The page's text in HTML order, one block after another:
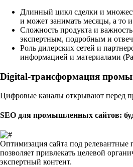
Длинный цикл сделки и
и может занимать месяцы, а то
Сложность продукта и
экспертным, подробным и
Роль дилерских сетей и
информацией и материалами
Digital-трансформация
Цифровые каналы открывают перед
SEO для промышленных сайтов:
Оптимизация сайта под
позволяет привлекать целевой
экспертный контент.